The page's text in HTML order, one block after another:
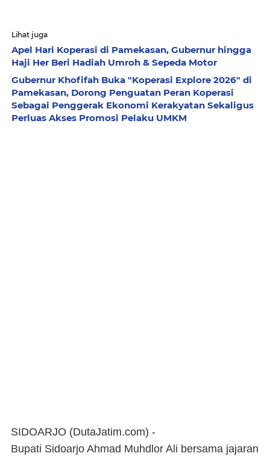
Lihat juga
Apel Hari Koperasi di Pamekasan, Gubernur hingga
Haji Her Beri Hadiah Umroh & Sepeda Motor
Gubernur Khofifah Buka "Koperasi Explore 2026" di
Pamekasan, Dorong Penguatan Peran Koperasi
Sebagai Penggerak Ekonomi Kerakyatan Sekaligus
Perluas Akses Promosi Pelaku UMKM
SIDOARJO (DutaJatim.com) -
Bupati Sidoarjo Ahmad Muhdlor Ali bersama jajaran